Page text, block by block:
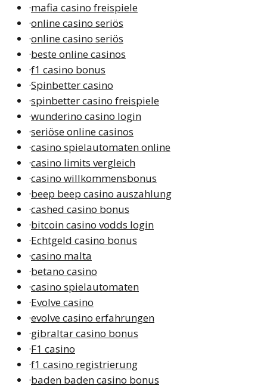
·mafia casino freispiele
·online casino seriös
·online casino seriös
·beste online casinos
·f1 casino bonus
·Spinbetter casino
·spinbetter casino freispiele
·wunderino casino login
·seriöse online casinos
·casino spielautomaten online
·casino limits vergleich
·casino willkommensbonus
·beep beep casino auszahlung
·cashed casino bonus
·bitcoin casino vodds login
·Echtgeld casino bonus
·casino malta
·betano casino
·casino spielautomaten
·Evolve casino
·evolve casino erfahrungen
·gibraltar casino bonus
·F1 casino
·f1 casino registrierung
·baden baden casino bonus